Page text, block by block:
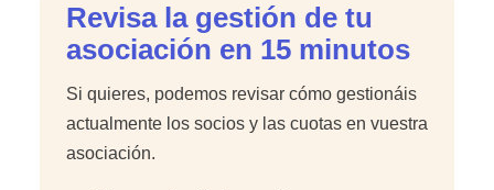
Revisa la gestión de tu
asociación en 15 minutos
Si quieres, podemos revisar cómo gestionáis
actualmente los socios y las cuotas en vuestra
asociación.